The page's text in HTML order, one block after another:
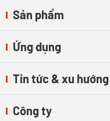
Sản phẩm
Ứng dụng
Tin tức & xu hướng
Công ty